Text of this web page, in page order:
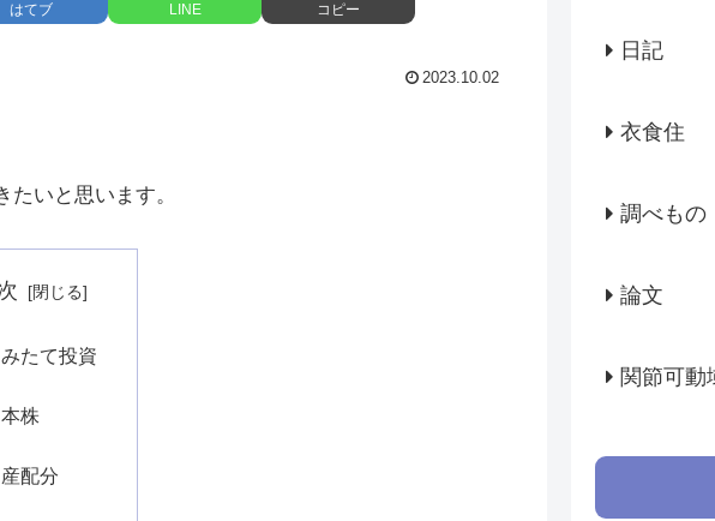
はてブ LINE コピー
2023.10.02
いと思います。
たて投資
株
配分
日記
衣食住
調べもの
論文
関節可動